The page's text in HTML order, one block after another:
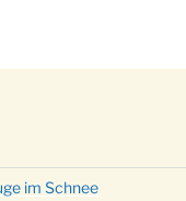
im Schnee